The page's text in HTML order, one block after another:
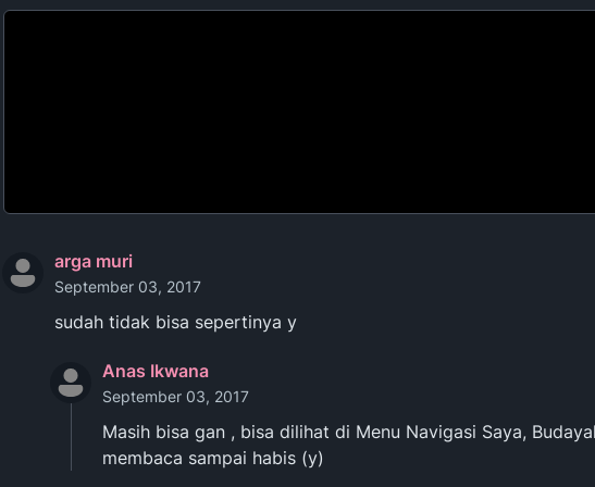
arga muri
September 03, 2017
sudah tidak bisa sepertinya y
Anas Ikwana
September 03, 2017
Masih bisa gan , bisa dilihat di Menu Navigasi Saya,
membaca sampai habis (y)